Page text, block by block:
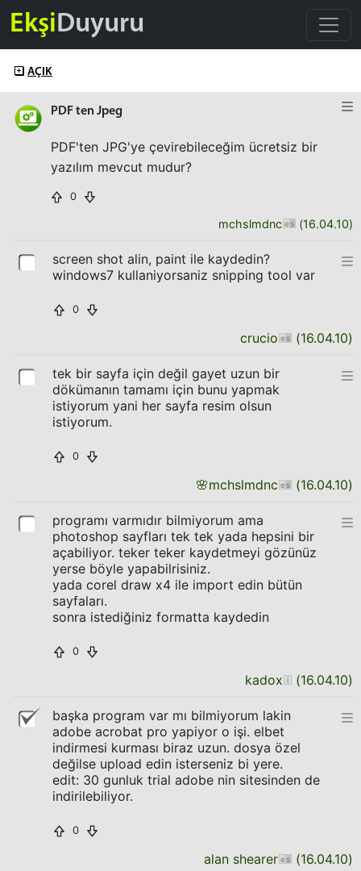
EkşiDuyuru
AÇIK
PDF ten Jpeg
PDF'ten JPG'ye çevirebileceğim ücretsiz bir
yazılım mevcut mudur?
0
mchslmdnc (16.04.10)
screen shot alin, paint ile kaydedin?
windows7 kullaniyorsaniz snipping tool var
0
crucio (16.04.10)
tek bir sayfa için değil gayet uzun bir
dökümanın tamamı için bunu yapmak
istiyorum yani her sayfa resim olsun
istiyorum.
0
🌸mchslmdnc (16.04.10)
programı varmıdır bilmiyorum ama
photoshop sayfları tek tek yada hepsini bir
açabiliyor. teker teker kaydetmeyi gözünüz
yerse böyle yapabilrisiniz.
yada corel draw x4 ile import edin bütün
sayfaları.
sonra istediğiniz formatta kaydedin
0
kadox (16.04.10)
başka program var mı bilmiyorum lakin
adobe acrobat pro yapiyor o işi. elbet
indirmesi kurması biraz uzun. dosya özel
değilse upload edin isterseniz bi yere.
edit: 30 gunluk trial adobe nin sitesinden de
indirilebiliyor.
0
alan shearer (16.04.10)